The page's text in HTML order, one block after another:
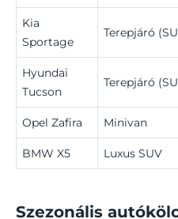
Kia
Sportage
Terepjáró
Hyundai
Tucson
Terepjáró
Opel Zafira Minivan
BMW X5 Luxus SUV
Szezonális